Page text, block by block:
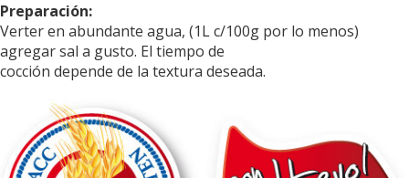
Preparación:
Verter en abundante agua, (1L c/100g por lo menos)
agregar sal a gusto. El tiempo de
cocción depende de la textura deseada.